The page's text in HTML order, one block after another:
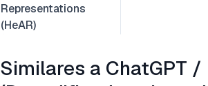
Representations
(HeAR)
Similares a ChatGPT /